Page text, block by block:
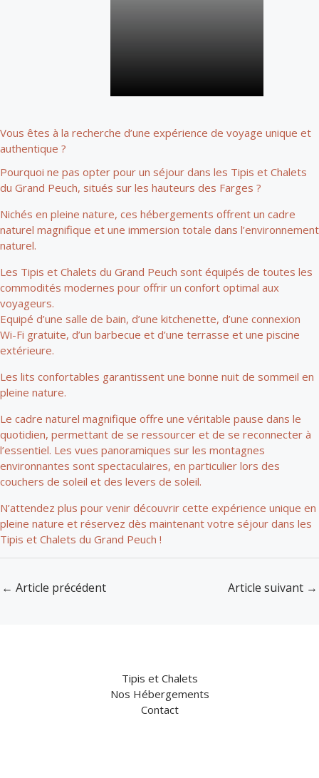
Vous êtes à la recherche d’une expérience de voyage unique et
authentique ?
Pourquoi ne pas opter pour un séjour dans les Tipis et Chalets
du Grand Peuch, situés sur les hauteurs des Farges ?
Nichés en pleine nature, ces hébergements offrent un cadre
naturel magnifique et une immersion totale dans l’environnement
naturel.
Les Tipis et Chalets du Grand Peuch sont équipés de toutes les
commodités modernes pour offrir un confort optimal aux
voyageurs.
Equipé d’une salle de bain, d’une kitchenette, d’une connexion
Wi-Fi gratuite, d’un barbecue et d’une terrasse et une piscine
extérieure.
Les lits confortables garantissent une bonne nuit de sommeil en
pleine nature.
Le cadre naturel magnifique offre une véritable pause dans le
quotidien, permettant de se ressourcer et de se reconnecter à
l’essentiel. Les vues panoramiques sur les montagnes
environnantes sont spectaculaires, en particulier lors des
couchers de soleil et des levers de soleil.
N’attendez plus pour venir découvrir cette expérience unique en
pleine nature et réservez dès maintenant votre séjour dans les
Tipis et Chalets du Grand Peuch !
← Article précédent Article suivant →
Tipis et Chalets
Nos Hébergements
Contact